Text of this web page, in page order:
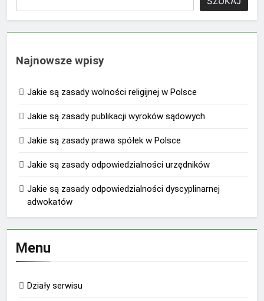
Najnowsze wpisy
Jakie są zasady wolności religijnej w Polsce
Jakie są zasady publikacji wyroków sądowych
Jakie są zasady prawa spółek w Polsce
Jakie są zasady odpowiedzialności urzędników
Jakie są zasady odpowiedzialności dyscyplinarnej
adwokatów
Menu
Działy serwisu